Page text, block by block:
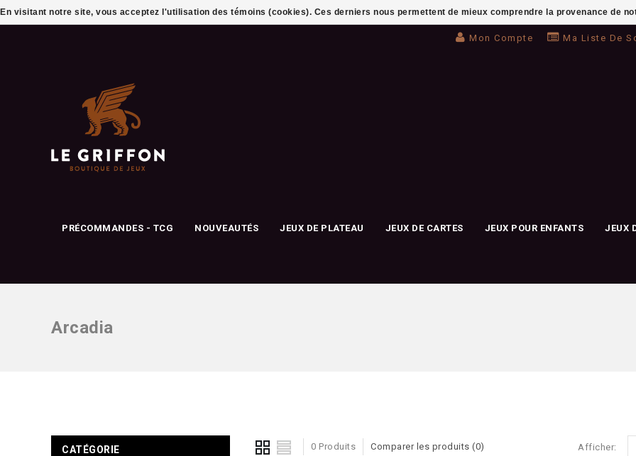
Mon Compte Ma Liste De
PRÉCOMMANDES - TCG NOUVEAUTÉS JEUX DE PLATEAU JEUX DE CARTES JEUX POUR ENFANTS JEUX
Arcadia
0 Produits Comparer les produits (0) Afficher:
CATÉGORIE
En visitant notre site, vous acceptez l'utilisation des témoins (cookies). Ces derniers nous permettent de mieux comprendre la provenance de